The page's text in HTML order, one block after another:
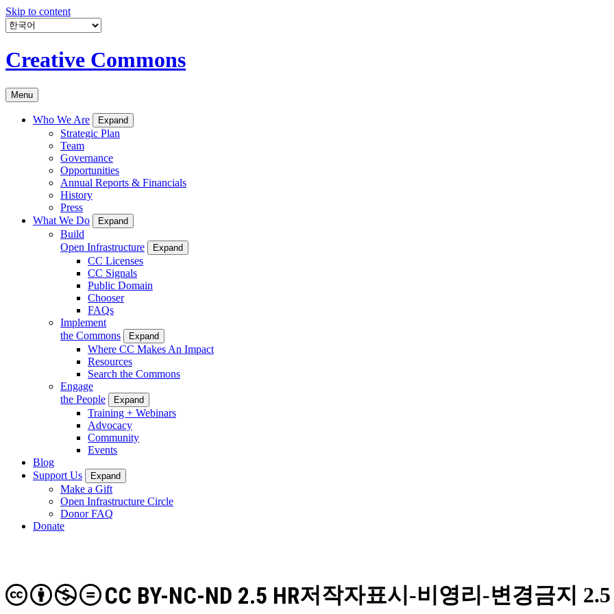
Skip to content
Creative Commons
Menu
Who We Are Expand
Strategic Plan
Team
Governance
Opportunities
Annual Reports & Financials
History
Press
What We Do
Expand
Build
Open Infrastructure
Expand
CC Licenses
CC Signals
Public Domain
Chooser
FAQs
Implement
the Commons
Expand
Where CC Makes An Impact
Resources
Search the Commons
Engage
the People
Expand
Training + Webinars
Advocacy
Community
Events
Blog
Support Us
Expand
Make a Gift
Open Infrastructure Circle
Donor FAQ
Donate
저작자표시-비영리-변경금지
CC BY-NC-ND 2.5 HR